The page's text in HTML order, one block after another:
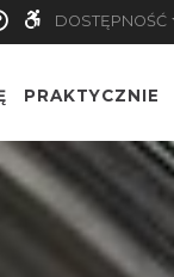
DOSTĘPNOŚĆ
PRAKTYCZNIE